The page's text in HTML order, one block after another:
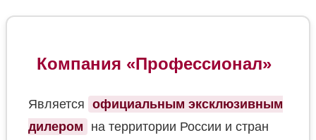
Компания «Профессионал»
Является официальным эксклюзивным
дилером
на территории России и стран